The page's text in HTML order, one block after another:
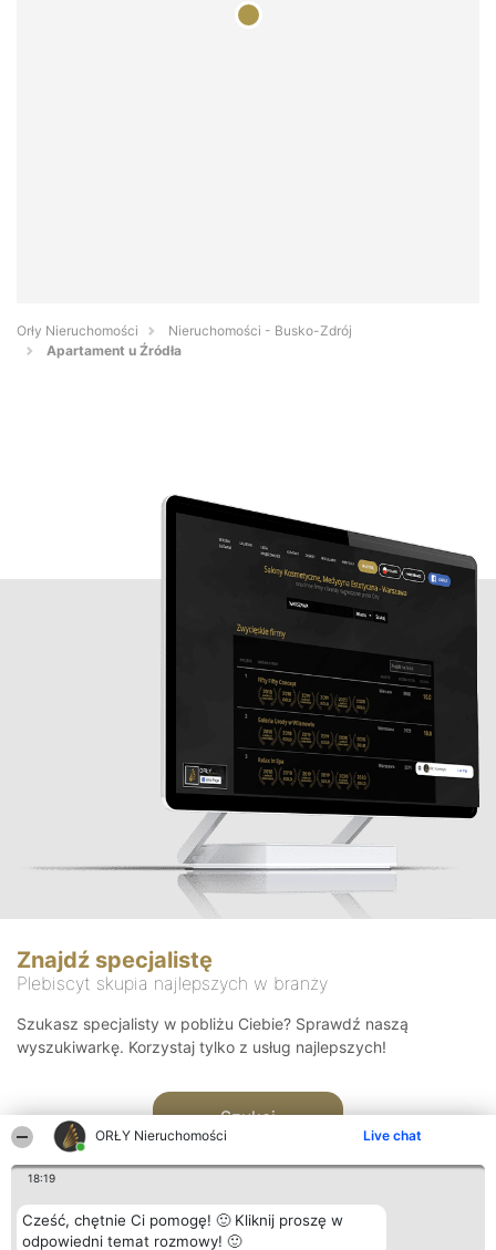
ORŁY Nieruchomości Live chat
18:19
Cześć, chętnie Ci pomogę! 🙂 Kliknij proszę w
odpowiedni temat rozmowy! 🙂
Orły Nieruchomości
Nieruchomości - Busko-Zdrój
Apartament u Źródła
Znajdź specjalistę
Plebiscyt skupia najlepszych w branży
Szukasz specjalisty w pobliżu Ciebie? Sprawdź naszą
wyszukiwarkę. Korzystaj tylko z usług najlepszych!
Szukaj